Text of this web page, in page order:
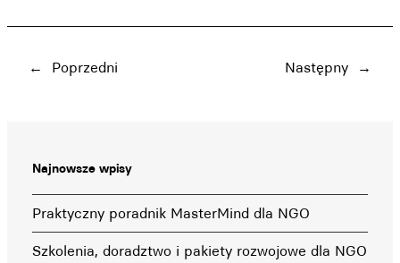
← Poprzedni Następny →
Najnowsze wpisy
Praktyczny poradnik MasterMind dla NGO
Szkolenia, doradztwo i pakiety rozwojowe dla NGO